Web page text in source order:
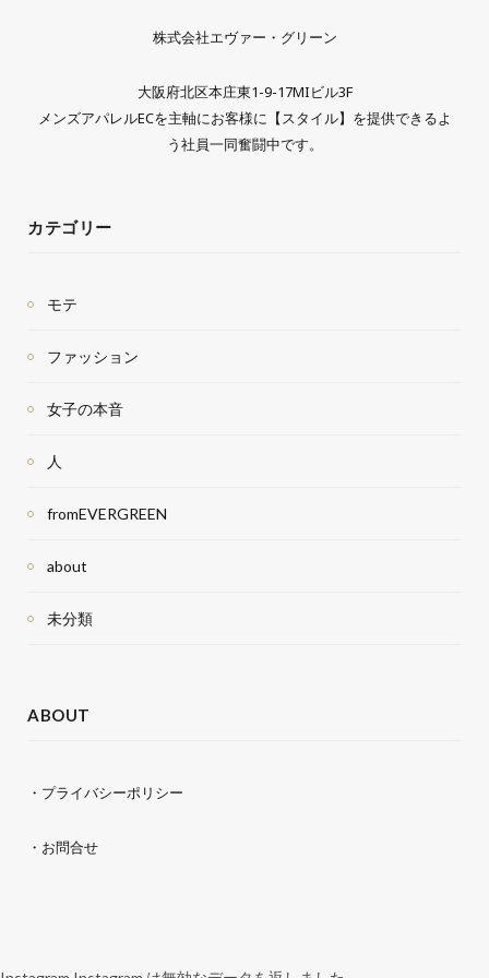
株式会社エヴァー・グリーン
大阪府北区本庄東1-9-17MIビル3F
メンズアパレルECを主軸にお客様に【スタイル】を提供できるよ
う社員一同奮闘中です。
カテゴリー
モテ
ファッション
女子の本音
人
fromEVERGREEN
about
未分類
ABOUT
・プライバシーポリシー
・お問合せ